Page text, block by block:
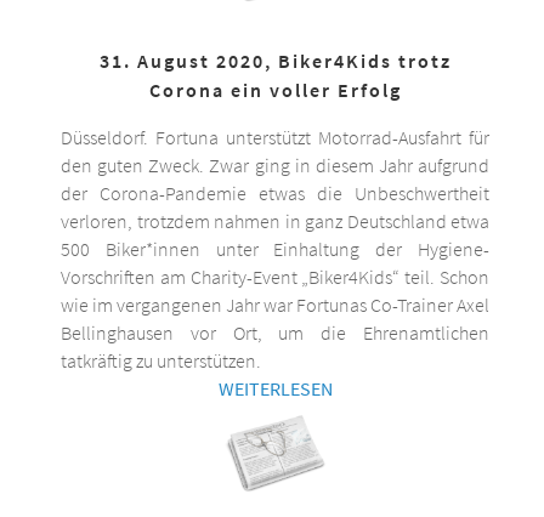
31. August 2020, Biker4Kids trotz
Corona ein voller Erfolg
Düsseldorf. Fortuna unterstützt Motorrad-Ausfahrt für
den guten Zweck. Zwar ging in diesem Jahr aufgrund
der Corona-Pandemie etwas die Unbeschwertheit
verloren, trotzdem nahmen in ganz Deutschland etwa
500 Biker*innen unter Einhaltung der Hygiene-
Vorschriften am Charity-Event „Biker4Kids“ teil. Schon
wie im vergangenen Jahr war Fortunas Co-Trainer Axel
Bellinghausen vor Ort, um die Ehrenamtlichen
tatkräftig zu unterstützen.
WEITERLESEN